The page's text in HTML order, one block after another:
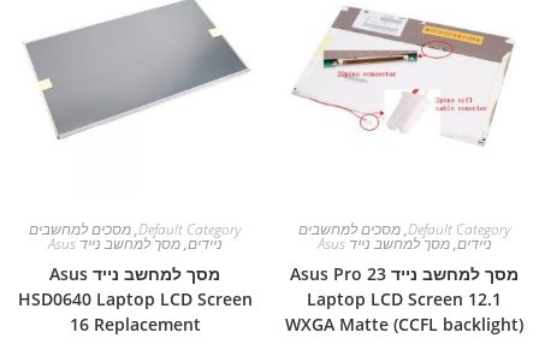
Default Category
,מסכים למחשבים
ניידים,מסך למחשב נייד Asus
מסך למחשב נייד Asus Pro 23
Laptop LCD Screen 12.1
WXGA Matte (CCFL backlight)
Default Category
,מסכים למחשבים
ניידים,מסך למחשב נייד Asus
מסך למחשב נייד Asus
HSD0640 Laptop LCD Screen
16 Replacement